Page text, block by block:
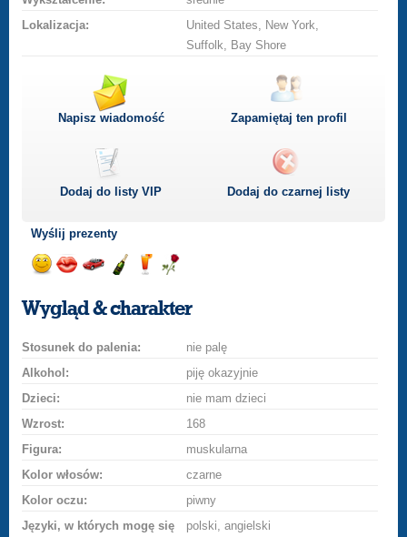
Lokalizacja:
United States, New York,
Suffolk, Bay Shore
Napisz wiadomość Zapamiętaj ten profil
Dodaj do listyVIP Dodaj do czarnej listy
Wyślij prezenty
uśmiech
buziakasamochodem
szampana
drinka
różę
Wygląd & charakter
Stosunek do palenia:
nie palę
Alkohol:
piję okazyjnie
Dzieci:
nie mam dzieci
Wzrost:
168
Figura:
muskularna
Kolor włosów:
czarne
Kolor oczu:
piwny
Języki, w których mogę się
polski, angielski